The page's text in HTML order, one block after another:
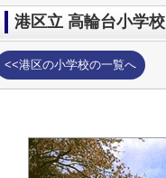
港区立 高輪台小学校
<<港区の小学校の一覧へ